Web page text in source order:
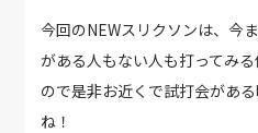
今回のNEWスリクソンは、今
がある人もない人も打ってみ
ので是非お近くで試打会があ
ね！